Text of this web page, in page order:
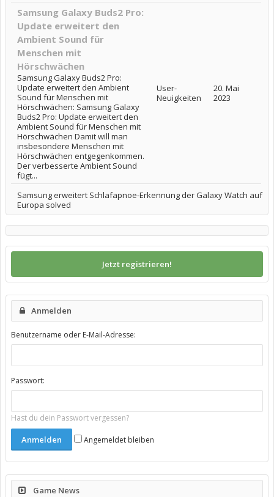
Samsung Galaxy Buds2 Pro:
Update erweitert den
Ambient Sound für
Menschen mit
Hörschwächen
Samsung Galaxy Buds2 Pro:
Update erweitert den Ambient
Sound für Menschen mit
Hörschwächen: Samsung Galaxy
Buds2 Pro: Update erweitert den
Ambient Sound für Menschen mit
Hörschwächen Damit will man
insbesondere Menschen mit
Hörschwächen entgegenkommen.
Der verbesserte Ambient Sound
fügt...
User-
Neuigkeiten
20. Mai
2023
Samsung erweitert Schlafapnoe-Erkennung der Galaxy Watch auf
Europa solved
Jetzt registrieren!
Anmelden
Benutzername oder E-Mail-Adresse:
Passwort:
Hast du dein Passwort vergessen?
Angemeldet bleiben
Game News